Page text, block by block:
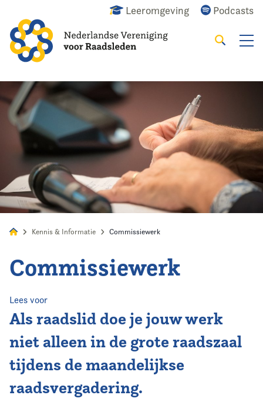
Leeromgeving Podcasts
Alles Nieuws Agenda Raadslid
Zoeken
Home
Agenda
Opleiding
Kennis & Informatie
Kennis & Informatie Commissiewerk
Commissiewerk
Lees voor
Als raadslid doe je jouw werk
niet alleen in de grote raadszaal
tijdens de maandelijkse
raadsvergadering.